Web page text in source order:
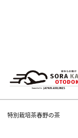
特別栽培茶春野の茶